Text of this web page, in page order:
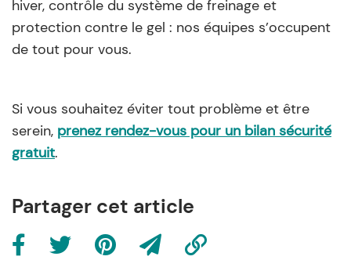
hiver, contrôle du système de freinage et
protection contre le gel : nos équipes s’occupent
de tout pour vous.
Si vous souhaitez éviter tout problème et être
serein, prenez rendez-vous pour un bilan sécurité
gratuit.
Partager cet article